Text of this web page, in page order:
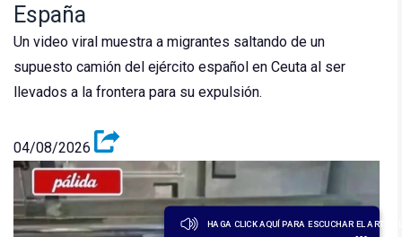
HAGA CLICK AQUÍ PARA ESCUCHAR EL
España
Un video viral muestra a migrantes saltando de un
supuesto camión del ejército español en Ceuta al ser
llevados a la frontera para su expulsión.
04/08/2026